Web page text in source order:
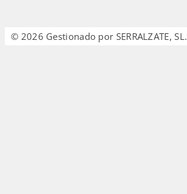
© 2026 Gestionado por SERRALZATE, SL.